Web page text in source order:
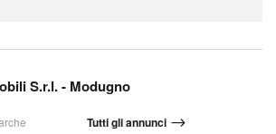
S.r.l. - Modugno
Tutti gli annunci